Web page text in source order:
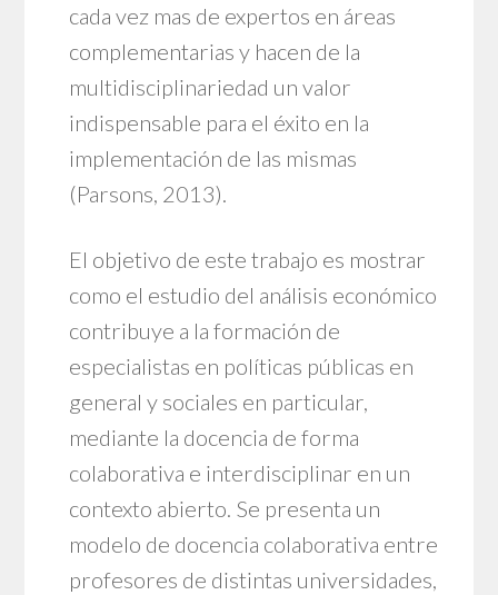
cada vez mas de expertos en áreas
complementarias y hacen de la
multidisciplinariedad un valor
indispensable para el éxito en la
implementación de las mismas
(Parsons, 2013).
El objetivo de este trabajo es mostrar
como el estudio del análisis económico
contribuye a la formación de
especialistas en políticas públicas en
general y sociales en particular,
mediante la docencia de forma
colaborativa e interdisciplinar en un
contexto abierto. Se presenta un
modelo de docencia colaborativa entre
profesores de distintas universidades,